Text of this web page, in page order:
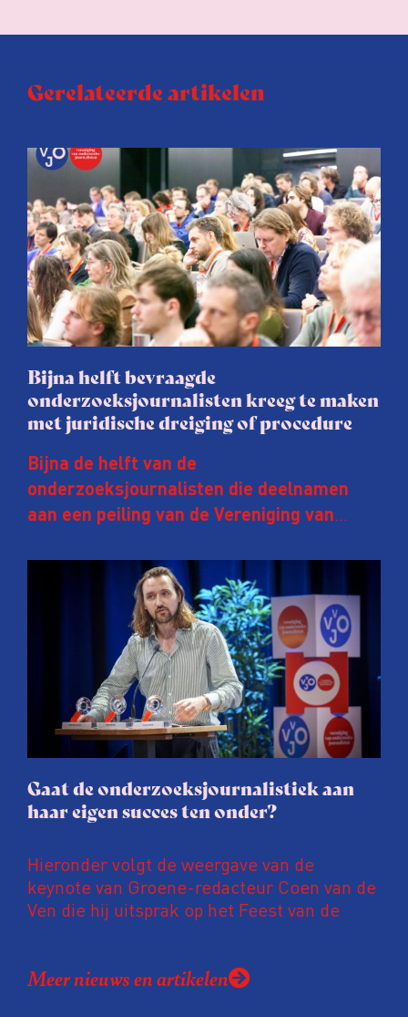
Gerelateerde artikelen
Bijna helft bevraagde
onderzoeksjournalisten kreeg te maken
met juridische dreiging of procedure
Bijna de helft van de
onderzoeksjournalisten die deelnamen
aan een peiling van de Vereniging van
afgelopen twee jaar te maken met
juridische dreiging of een juridische
procedure rond het eigen werk. Dat kost
journalisten tijd, ook ervaren zij stress en
soms worden publicaties aangepast of
gaat de hele publicatie zelfs niet door.
Gaat de onderzoeksjournalistiek aan
haar eigen succes ten onder?
Hieronder volgt de weergave van de
keynote van Groene-redacteur Coen van de
Ven die hij uitsprak op het Feest van de
Coen uit zijn zorgen over de relatie tussen
de macht, de pers en het publiek aan de
Meer nieuws en artikelen